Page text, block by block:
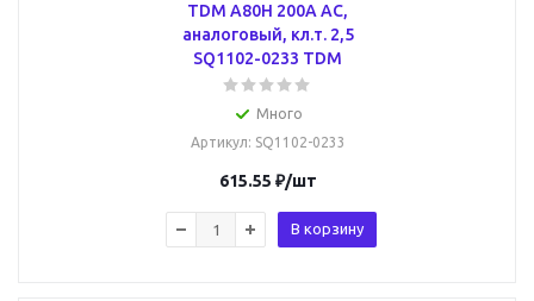
TDM А80Н 200А AC,
аналоговый, кл.т. 2,5
SQ1102-0233 TDM
Много
Артикул: SQ1102-0233
615.55 ₽/шт
В корзину